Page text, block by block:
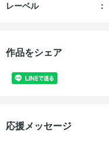
レーベル
作品をシェア
応援メッセージ